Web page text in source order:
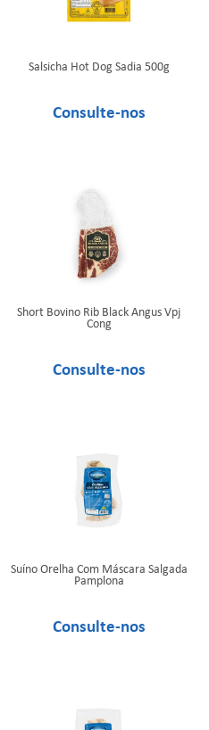
Salsicha Hot Dog Sadia 500g
Short Bovino Rib Black Angus Vpj
Cong
Suíno Orelha Com Máscara Salgada
Pamplona